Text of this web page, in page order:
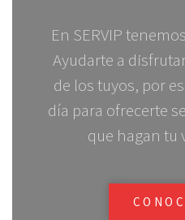
En SERVIP
Ayudarte a
de los tuyos, por
día para ofrecerte
que hagan tu